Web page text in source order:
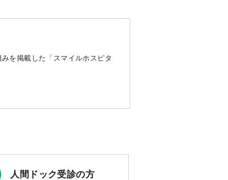
を掲載した「スマイルホスピタ
人間ドック受診の方